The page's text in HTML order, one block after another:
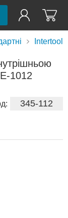
Intertool
1012
345-112